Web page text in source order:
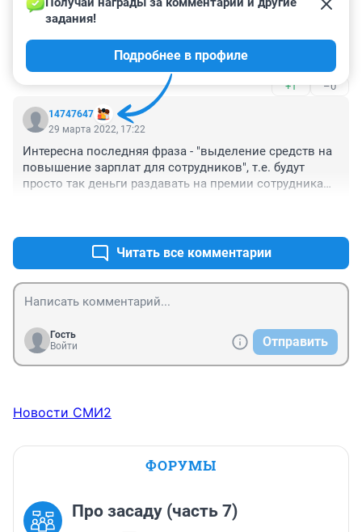
и вуз закончил и год отработал? Это как? После
окончания вуза сразу заберут в армию..кто даст
+1 –0
14747647
задания!
Подробнее в профиле
29 марта 2022, 17:22
Интересна последняя фраза - "выделение средств на
повышение зарплат для сотрудников", т.е. будут
просто так деньги раздавать на премии сотрудникам
Читать все комментарии
Гость
Войти
Отправить
Новости СМИ2
ФОРУМЫ
Про засаду (часть 7)